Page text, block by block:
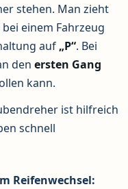
stehen. Man zieht
einem Fahrzeug
auf „P“. Bei
den ersten Gang
kann.
ist hilfreich
schnell
Reifenwechsel: